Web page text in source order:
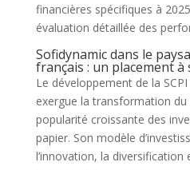
financières spécifiques à
évaluation détaillée des
Sofidynamic dans le
français : un placement
Le développement de la
exergue la transformation
popularité croissante des
papier. Son modèle
l’innovation, la